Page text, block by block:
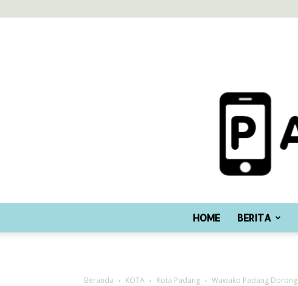
HOME BERITA
Beranda KOTA Kota Padang Wawako Padang